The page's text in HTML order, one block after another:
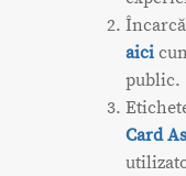
aici
public.
Card